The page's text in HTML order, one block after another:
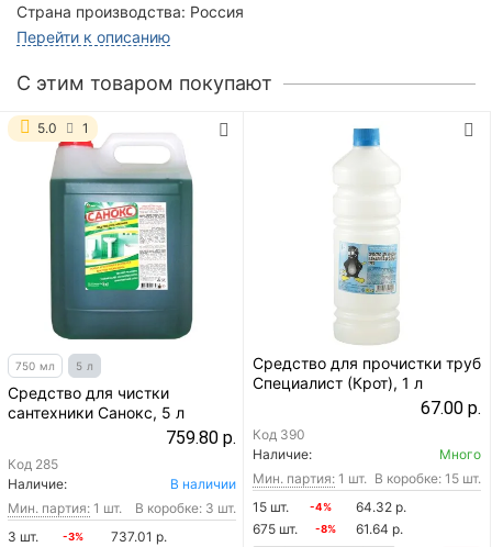
Страна производства: Россия
Перейти к описанию
C этим товаром покупают
5.0 1
750 мл 5 л
Средство для чистки
сантехники Санокс, 5 л
759.80 р.
Код 285
Наличие:
В наличии
Мин. партия: 1 шт.
В коробке: 3 шт.
3 шт.
-3% 737.01 р.
Средство для прочистки труб
Специалист (Крот), 1 л
67.00 р.
Код 390
Наличие:
Много
Мин. партия: 1 шт. В коробке: 15 шт.
15 шт.
-4%
64.32 р.
675 шт.
-8% 61.64 р.